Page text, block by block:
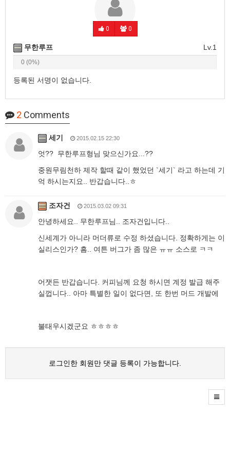
0 0
Lv.1
무한루프
0 (0%)
등록된 서명이 없습니다.
2 Comments
세기 2015.02.15 22:30
엇?? 무한루프형님 맞으신가요...??
중원무림천하 제작 할때 같이 했었던 `세기` 라고 하는데 기
억 하시는지요.. 반갑습니다..ㅎ
조자건 2015.03.02 09:31
안녕하세요.. 무한루프님.. 조자건입니다..
신세계가 아니라 머더류로 수정 하셨습니다. 정확하게는 이
실리스인가? 흠.. 여튼 버그가 좀 많은 ㅠㅠ 소스로 ㅋㅋ
어잿든 반갑습니다. 커피님께 요청 하시면 계정 발급 해주
실껍니다.. 아마 특별한 일이 없다면, 또 한번 머드 개발에
불태우시겠군요 ㅎㅎㅎㅎ
로그인한 회원만 댓글 등록이 가능합니다.